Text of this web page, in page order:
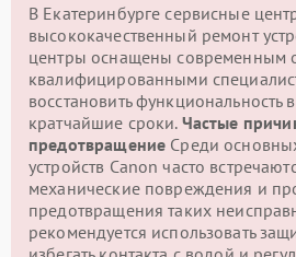
В Екатеринбурге сервисные
высококачественный ремонт
центры оснащены современным
квалифицированными
восстановить функциональность
кратчайшие сроки. Частые
предотвращение Среди
устройств Canon часто
механические повреждения и
предотвращения таких
рекомендуется использовать